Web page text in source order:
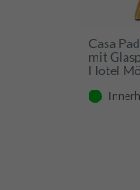
Casa
mit
Hotel